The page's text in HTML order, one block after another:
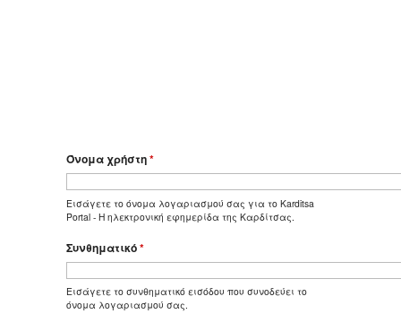
Όνομα χρήστη*
Εισάγετε το όνομα λογαριασμού σας για το Karditsa
Portal - Η ηλεκτρονική εφημερίδα της Καρδίτσας.
Συνθηματικό*
Εισάγετε το συνθηματικό εισόδου που συνοδεύει το
όνομα λογαριασμού σας.